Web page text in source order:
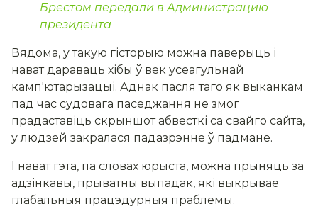
Брестом передали в Администрацию
президента
Вядома, у такую гісторыю можна паверыць і
нават дараваць хібы ў век усеагульнай
камп'ютарызацыі. Аднак пасля таго як выканкам
пад час судовага паседжання не змог
прадаставіць скрыншот абвесткі са свайго сайта,
у людзей закралася падазрэнне ў падмане.
І нават гэта, па словах юрыста, можна прыняць за
адзінкавы, прыватны выпадак, які выкрывае
глабальныя працэдурныя праблемы.